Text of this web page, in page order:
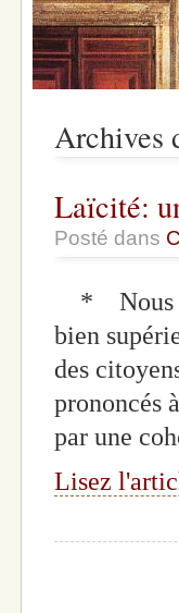
Archives
Laïcité:
Posté dans
* Nous
bien
des
prononcés
par une
Lisez